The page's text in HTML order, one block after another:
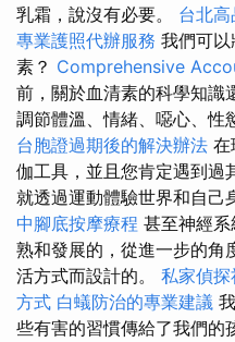
乳霜，說沒有必要。 台北
專業護照代辦服務 我們可
素？ Comprehensive
前，關於血清素的科學知識
調節體溫、情緒、噁心、性
台胞證過期後的解決辦法 在
伽工具，並且您肯定遇到過
就透過運動體驗世界和自己
中腳底按摩療程 甚至神經
熟和發展的，從進一步的角
活方式而設計的。 私家偵
方式 白蟻防治的專業建議
些有害的習慣傳給了我們的